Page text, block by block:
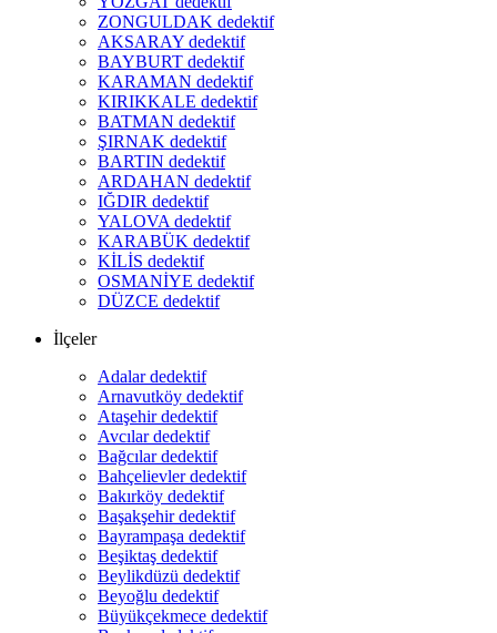
ZONGULDAK dedektif
AKSARAY dedektif
BAYBURT dedektif
KARAMAN dedektif
KIRIKKALE dedektif
BATMAN dedektif
ŞIRNAK dedektif
BARTIN dedektif
ARDAHAN dedektif
IĞDIR dedektif
YALOVA dedektif
KARABÜK dedektif
KİLİS dedektif
OSMANİYE dedektif
DÜZCE dedektif
İlçeler
Adalar dedektif
Arnavutköy dedektif
Ataşehir dedektif
Avcılar dedektif
Bağcılar dedektif
Bahçelievler dedektif
Bakırköy dedektif
Başakşehir dedektif
Bayrampaşa dedektif
Beşiktaş dedektif
Beylikdüzü dedektif
Beyoğlu dedektif
Büyükçekmece dedektif